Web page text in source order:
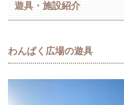
遊具・施設紹介
わんぱく広場の遊具